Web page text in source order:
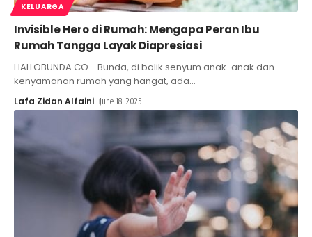
KELUARGA
Invisible Hero di Rumah: Mengapa Peran Ibu
Rumah Tangga Layak Diapresiasi
HALLOBUNDA.CO - Bunda, di balik senyum anak-anak dan
kenyamanan rumah yang hangat, ada…
Lafa Zidan Alfaini June 18, 2025